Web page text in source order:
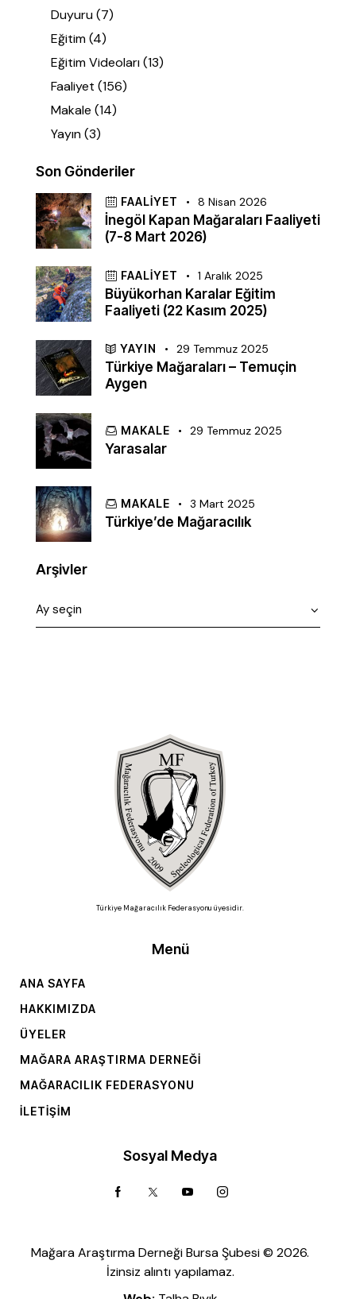
Duyuru(7)
Eğitim(4)
Eğitim Videoları(13)
Faaliyet (156)
Makale (14)
Yayın(3)
Son Gönderiler
FAALIYET 8 Nisan 2026
İnegöl Kapan Mağaraları Faaliyeti
(7-8 Mart 2026)
FAALIYET 1 Aralık 2025
Büyükorhan Karalar Eğitim
Faaliyeti (22 Kasım 2025)
YAYIN 29 Temmuz 2025
Türkiye Mağaraları – Temuçin
Aygen
MAKALE 29 Temmuz 2025
Yarasalar
MAKALE 3 Mart 2025
Türkiye’de Mağaracılık
Arşivler
Türkiye Mağaracılık Federasyonu üyesidir.
Menü
ANA SAYFA
HAKKIMIZDA
ÜYELER
MAĞARA ARAŞTIRMA DERNEĞI
MAĞARACILIK FEDERASYONU
İLETIŞIM
Sosyal Medya
Mağara Araştırma Derneği Bursa Şubesi © 2026.
İzinsiz alıntı yapılamaz.